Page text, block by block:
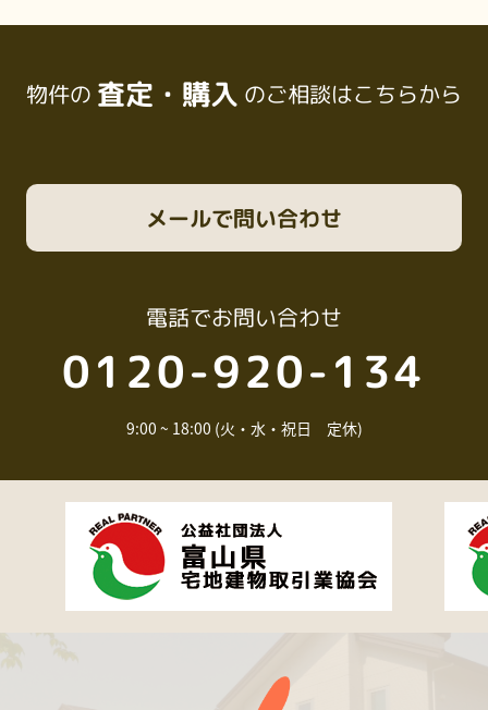
物件の 査定・購入 のご相談はこちらから
電話でお問い合わせ
0120-920-134
9:00 ~ 18:00 (火・水・祝日 定休)
メールで問い合わせ